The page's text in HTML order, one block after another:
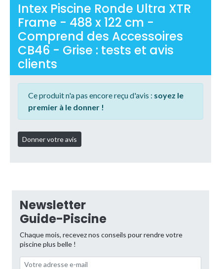
Intex Piscine Ronde Ultra XTR
Frame - 488 x 122 cm -
Comprend des Accessoires
CB46 - Grise : tests et avis
clients
Ce produit n'a pas encore reçu d'avis : soyez le
premier à le donner !
Newsletter
Guide-Piscine
Chaque mois, recevez nos conseils pour rendre votre
piscine plus belle !